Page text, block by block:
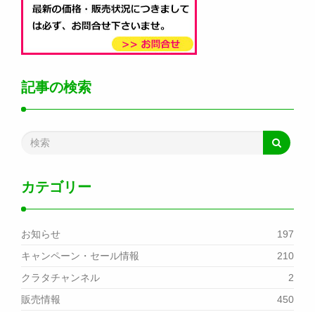
記事の検索
カテゴリー
お知らせ
197
キャンペーン・セール情報
210
クラタチャンネル
2
販売情報
450